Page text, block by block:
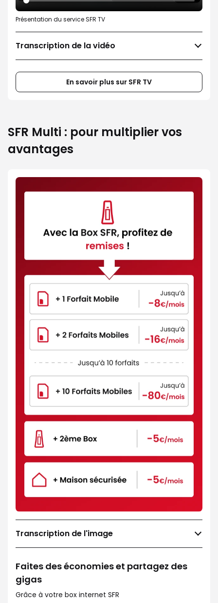
Présentation du service SFR TV
Transcription de la vidéo
En savoir plus sur SFR TV
SFR Multi : pour multiplier vos
avantages
Transcription de l'image
Faites des économies et partagez des
gigas
Grâce à votre box internet SFR